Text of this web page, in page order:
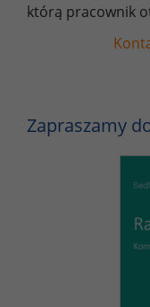
którą pracownik
Zapraszamy